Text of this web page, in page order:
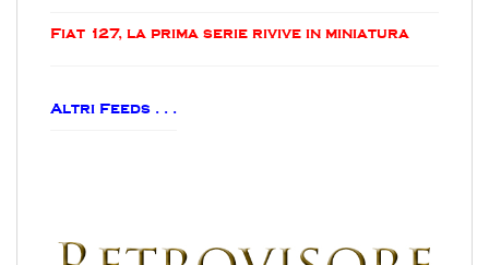
Fiat 127, la prima serie rivive in miniatura
Altri Feeds . . .